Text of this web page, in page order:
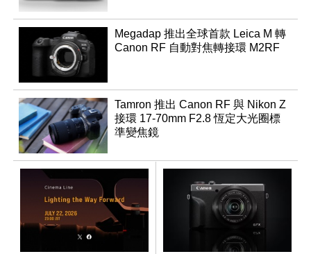
Megadap 推出全球首款 Leica M 轉
Canon RF 自動對焦轉接環 M2RF
Tamron 推出 Canon RF 與 Nikon Z
接環 17-70mm F2.8 恆定大光圈標
準變焦鏡